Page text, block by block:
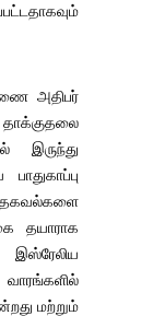
அதிபர்
இருந்து
தயாராக
இஸ்ரேலிய
மற்றும்